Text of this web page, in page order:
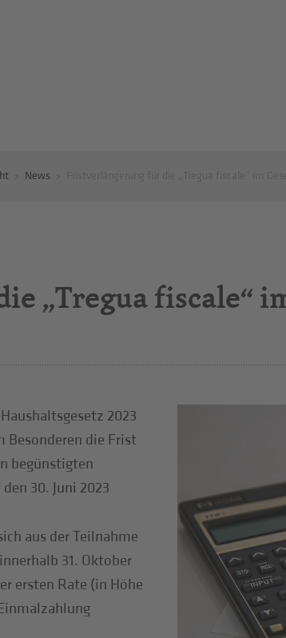
News
„Tregua fiscale“
2023
Besonderen die Frist
begünstigten
30. Juni 2023
aus der Teilnahme
31. Oktober
ersten Rate (in Höhe